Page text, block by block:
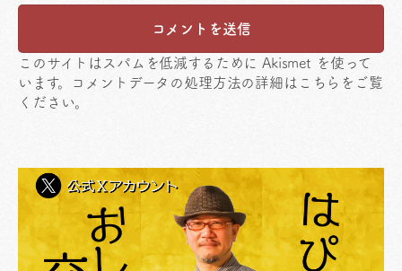
このサイトはスパムを低減するために Akismet を使って
います。
コメントデータの処理方法の詳細はこちらをご覧
ください。